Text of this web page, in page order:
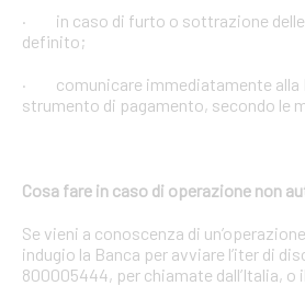
· in caso di furto o sottrazione delle
definito;
· comunicare immediatamente alla
strumento di pagamento, secondo le
Cosa fare in caso di operazione non
Se vieni a conoscenza di
indugio la Banca per avviare l’iter di
800005444, per chiamate dall’Italia, o